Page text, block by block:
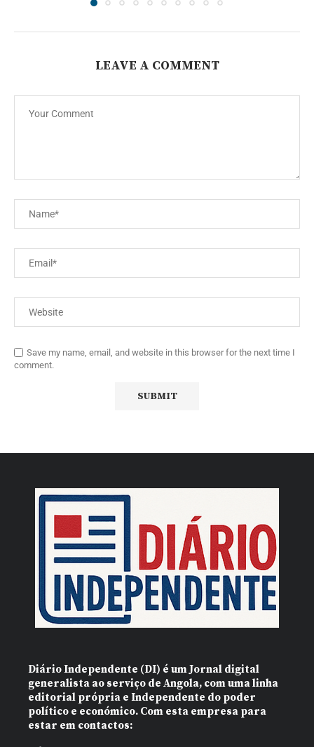
LEAVE A COMMENT
Save my name, email, and website in this browser for the next time I
comment.
Diário Independente (DI) é um Jornal digital
generalista ao serviço de Angola, com uma linha
editorial própria e Independente do poder
político e económico. Com esta empresa para
estar em contactos: